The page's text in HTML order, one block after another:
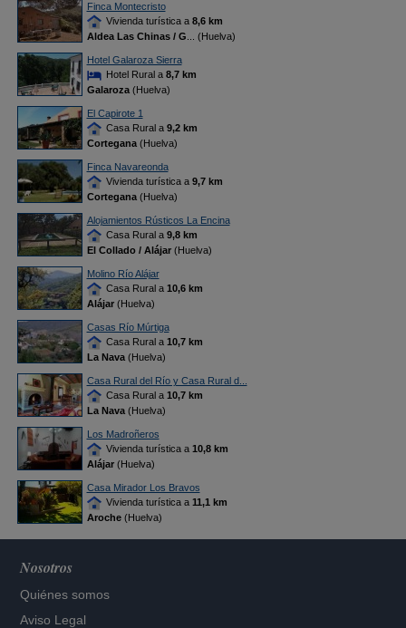
Finca Montecristo
Vivienda turística a 8,6 km
Aldea Las Chinas / G ... (Huelva)
Hotel Galaroza Sierra
Hotel Rural a 8,7 km
Galaroza(Huelva)
El Capirote 1
Casa Rural a 9,2 km
Cortegana(Huelva)
Finca Navareonda
Vivienda turística a 9,7 km
Cortegana(Huelva)
Alojamientos Rústicos La Encina
Casa Rural a 9,8 km
El Collado / Alájar(Huelva)
Molino Río Alájar
Casa Rural a 10,6 km
Alájar(Huelva)
Casas Río Múrtiga
Casa Rural a 10,7 km
La Nava(Huelva)
Casa Rural del Río y Casa Rural d...
Casa Rural a 10,7 km
La Nava(Huelva)
Los Madroñeros
Vivienda turística a 10,8 km
Alájar(Huelva)
Casa Mirador Los Bravos
Vivienda turística a 11,1 km
Aroche(Huelva)
Nosotros
Quiénes somos
Aviso Legal